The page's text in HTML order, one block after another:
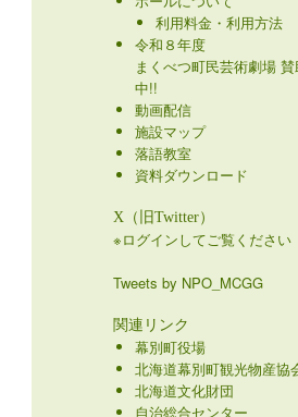
利用料金・利用方法
令和８年度
まくべつ町民芸術劇場
中!!
動画配信
施設マップ
落語教室
資料ダウンロード
X（旧Twitter）
※ログインしてご覧ください
Tweets by NPO_MCGG
関連リンク
幕別町役場
北海道幕別町観光物産協
北海道文化財団
自治総合センター